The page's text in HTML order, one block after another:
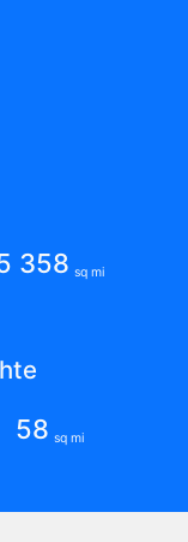
358 sq mi
58 sq mi